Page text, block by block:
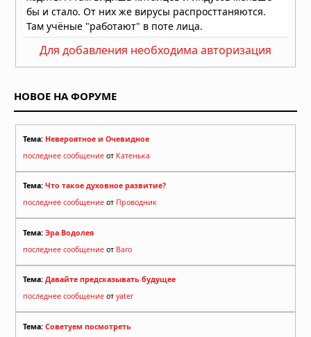
«Во все тяжкие»: как учитель химии
стал символом американской
трагедии
20.06.2026 в 05:57
Мужская одежда: от классики до
образ
18.06.2026 в 06:19
Для добавления необходима авторизация
НОВОЕ НА ФОРУМЕ
Тема: Невероятное и Очевидное
последнее сообщение от Катенька
Тема: Что такое духовное развитие?
последнее сообщение от Проводник
Тема: Эра Водолея
последнее сообщение от Baro
Тема: Давайте предсказывать будущее
последнее сообщение от yater
Тема: Советуем посмотреть